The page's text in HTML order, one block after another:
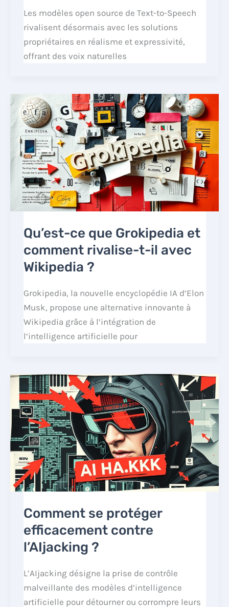
Les modèles open source de Text-to-Speech
rivalisent désormais avec les solutions
propriétaires en réalisme et expressivité,
offrant des voix naturelles
Qu’est-ce que Grokipedia et
comment rivalise-t-il avec
Wikipedia ?
Grokipedia, la nouvelle encyclopédie IA d’Elon
Musk, propose une alternative innovante à
Wikipedia grâce à l’intégration de
l’intelligence artificielle pour
Comment se protéger
efficacement contre
l’AIjacking ?
L’AIjacking désigne la prise de contrôle
malveillante des modèles d’intelligence
artificielle pour détourner ou corrompre leurs